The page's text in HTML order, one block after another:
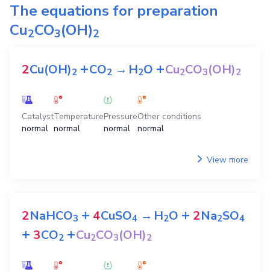
The equations for preparation
Cu2CO3(OH)2
2Cu(OH)2 +CO2 →H2O +Cu2CO3(OH)2
Catalyst
normal
Temperature
normal
Pressure
normal
Other conditions
normal
View more
2NaHCO3 + 4CuSO4 →H2O + 2Na2SO4
+ 3CO2 +Cu2CO3(OH)2